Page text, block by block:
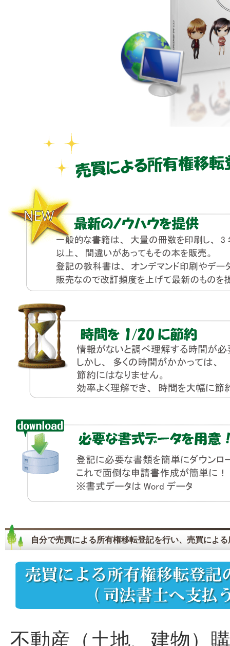
自分で売買による所有権移転登記を行い、売買によ
不動産（土地、建物）